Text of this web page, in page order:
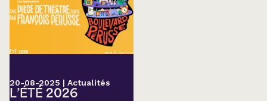
20-08-2025 | Actualités
L’ÉTÉ 2026